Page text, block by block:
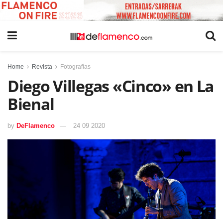
Home Revista Fotografías
Diego Villegas «Cinco» en La
Bienal
by DeFlamenco 24 09 2020